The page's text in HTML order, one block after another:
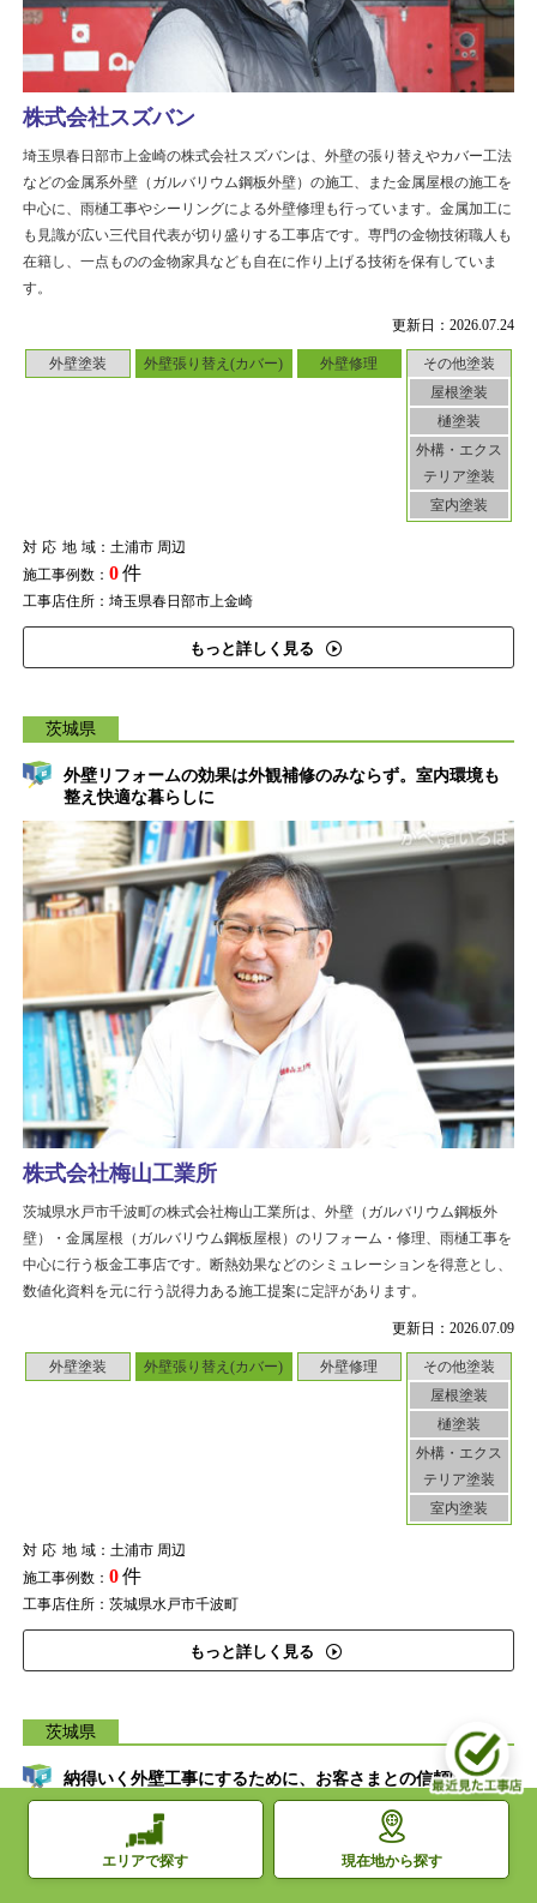
更新日：2026.07.24
外壁塗装 外壁張り替え(カバー) 外壁修理
その他塗装
屋根塗装
樋塗装
外構・エクス
テリア塗装
室内塗装
対応地域：土浦市 周辺
施工事例数： 0件
工事店住所：埼玉県春日部市上金崎
もっと詳しく見る
株式会社スズバン
埼玉県春日部市上金崎の株式会社スズバンは、外壁の張り替えやカバー工法
などの金属系外壁（ガルバリウム鋼板外壁）の施工、また金属屋根の施工を
中心に、雨樋工事やシーリングによる外壁修理も行っています。金属加工に
も見識が広い三代目代表が切り盛りする工事店です。専門の金物技術職人も
在籍し、一点ものの金物家具なども自在に作り上げる技術を保有していま
す。
茨城県
外壁リフォームの効果は外観補修のみならず。室内環境も
整え快適な暮らしに
更新日：2026.07.09
外壁塗装 外壁張り替え(カバー) 外壁修理
その他塗装
屋根塗装
樋塗装
外構・エクス
テリア塗装
室内塗装
対応地域：土浦市 周辺
施工事例数： 0件
工事店住所：茨城県水戸市千波町
もっと詳しく見る
株式会社梅山工業所
茨城県水戸市千波町の株式会社梅山工業所は、外壁（ガルバリウム鋼板外
壁）・金属屋根（ガルバリウム鋼板屋根）のリフォーム・修理、雨樋工事を
中心に行う板金工事店です。断熱効果などのシミュレーションを得意とし、
数値化資料を元に行う説得力ある施工提案に定評があります。
茨城県
納得いく外壁工事にするために、お客さまとの信頼関係を
丁寧に築く工事店
エリアで探す 現在地から探す